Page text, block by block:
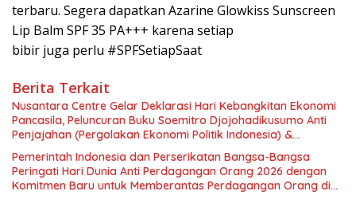
terbaru. Segera dapatkan Azarine Glowkiss Sunscreen
Lip Balm SPF 35 PA+++ karena setiap
bibir juga perlu #SPFSetiapSaat
Berita Terkait
Nusantara Centre Gelar Deklarasi Hari Kebangkitan Ekonomi
Pancasila, Peluncuran Buku Soemitro Djojohadikusumo Anti
Penjajahan (Pergolakan Ekonomi Politik Indonesia) &
Simposium Nasional “Urgensi Undang-Undang Perekonomian
Nasional dan Kesejahteraan Sosial dalam Menata Bangsa
Menuju Indonesia Emas 2045”,
Pemerintah Indonesia dan Perserikatan Bangsa-Bangsa
Peringati Hari Dunia Anti Perdagangan Orang 2026 dengan
Komitmen Baru untuk Memberantas Perdagangan Orang di